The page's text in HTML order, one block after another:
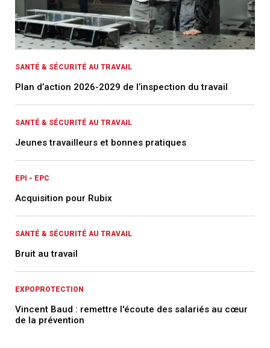
SANTÉ & SÉCURITÉ AU TRAVAIL
Plan d’action 2026-2029 de l’inspection du travail
SANTÉ & SÉCURITÉ AU TRAVAIL
Jeunes travailleurs et bonnes pratiques
EPI - EPC
Acquisition pour Rubix
SANTÉ & SÉCURITÉ AU TRAVAIL
Bruit au travail
EXPOPROTECTION
Vincent Baud : remettre l'écoute des salariés au cœur
de la prévention